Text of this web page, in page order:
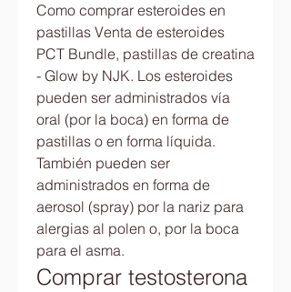
Como comprar esteroides en
pastillas Venta de esteroides
PCT Bundle, pastillas de creatina
- Glow by NJK. Los esteroides
pueden ser administrados vía
oral (por la boca) en forma de
pastillas o en forma líquida.
También pueden ser
administrados en forma de
aerosol (spray) por la nariz para
alergias al polen o, por la boca
para el asma.
Comprar testosterona